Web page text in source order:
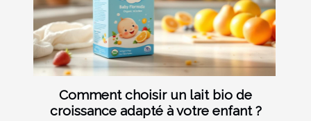
Comment choisir un lait bio de
croissance adapté à votre enfant ?